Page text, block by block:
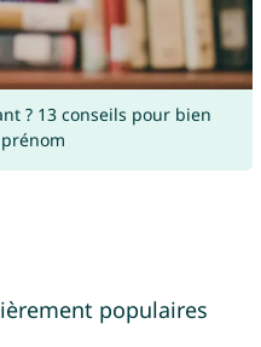
? 13 conseils pour bien
populaires